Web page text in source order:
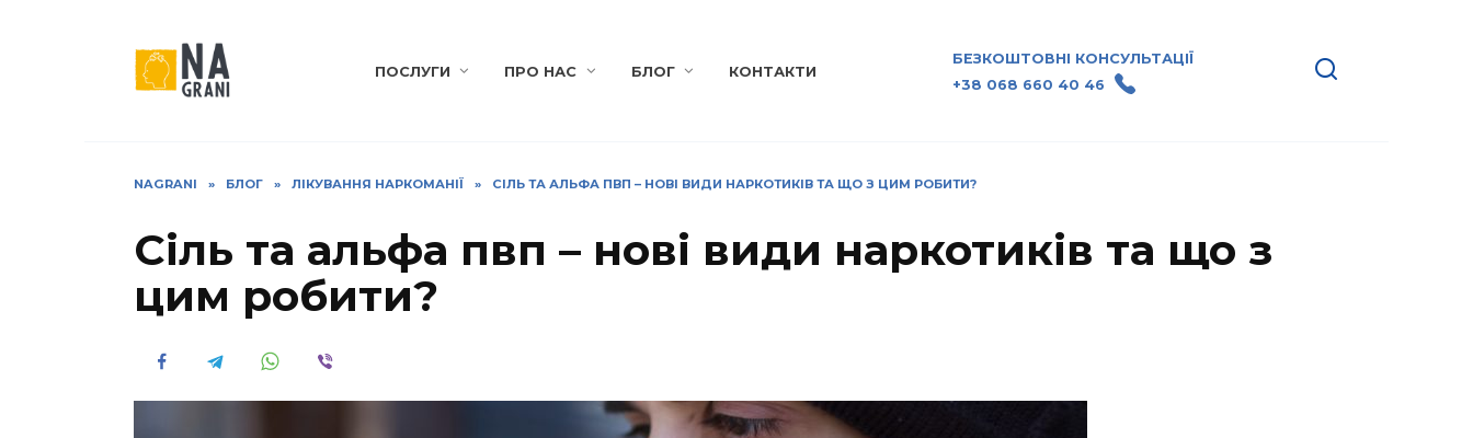
ПОСЛУГИ ПРО НАС БЛОГ КОНТАКТИ
БЕЗКОШТОВНІ КОНСУЛЬТАЦІЇ
+38 068 660 40 46
NAGRANI » БЛОГ » ЛІКУВАННЯ НАРКОМАНІЇ » СІЛЬ ТА АЛЬФА ПВП – НОВІ ВИДИ НАРКОТИКІВ ТА ЩО З ЦИМ РОБИТИ?
Сіль та альфа пвп – нові види наркотиків та що з
цим робити?